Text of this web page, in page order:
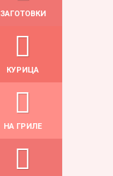
ЗАГОТОВКИ
КУРИЦА
НА ГРИЛЕ